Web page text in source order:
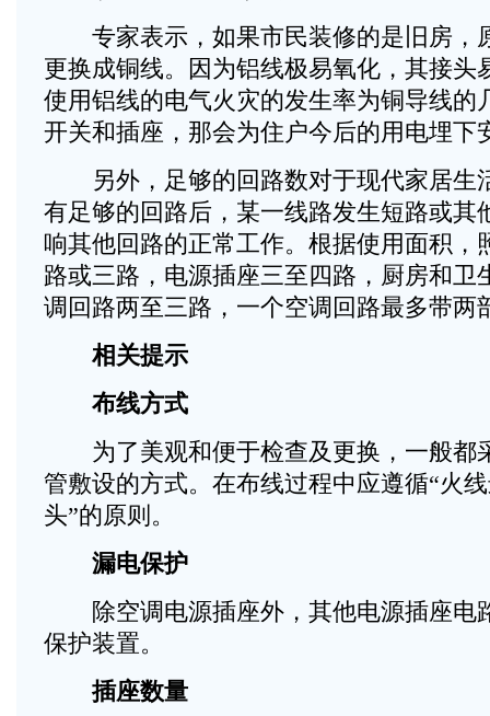
专家表示，如果市民装修的是旧房，
更换成铜线。因为铝线极易氧化，其接头
使用铝线的电气火灾的发生率为铜导线的
开关和插座，那会为住户今后的用电埋下
另外，足够的回路数对于现代家居生
有足够的回路后，某一线路发生短路或其
响其他回路的正常工作。根据使用面积，
路或三路，电源插座三至四路，厨房和卫
调回路两至三路，一个空调回路最多带两
相关提示
布线方式
为了美观和便于检查及更换，一般都
管敷设的方式。在布线过程中应遵循“火
头”的原则。
漏电保护
除空调电源插座外，其他电源插座电
保护装置。
插座数量